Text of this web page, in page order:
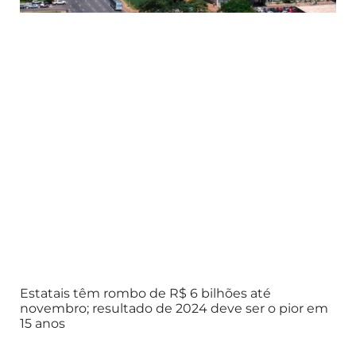
Estatais têm rombo de R$ 6 bilhões até
novembro; resultado de 2024 deve ser o pior em
15 anos